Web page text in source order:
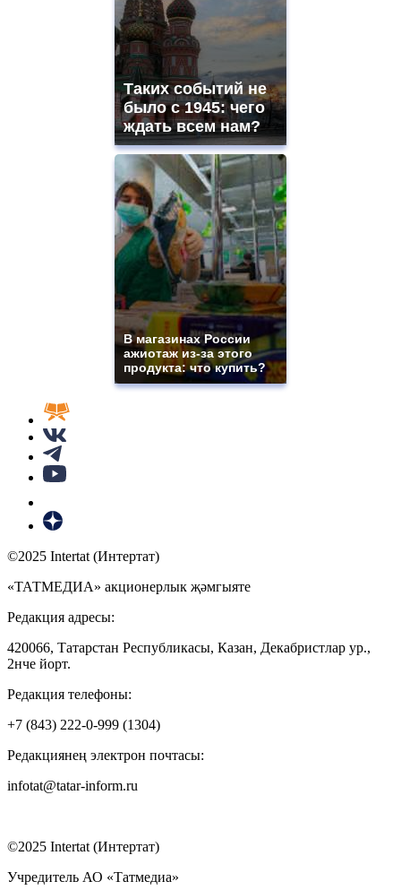
Таких событий не
было с 1945: чего
ждать всем нам?
В магазинах России
ажиотаж из-за этого
продукта: что купить?
©2025 Intertat (Интертат)
«ТАТМЕДИА» акционерлык җәмгыяте
Редакция адресы:
420066, Татарстан Республикасы, Казан, Декабристлар ур.,
2нче йорт.
Редакция телефоны:
+7 (843) 222-0-999 (1304)
Редакциянең электрон почтасы:
infotat@tatar-inform.ru
©2025 Intertat (Интертат)
Учредитель АО «Татмедиа»